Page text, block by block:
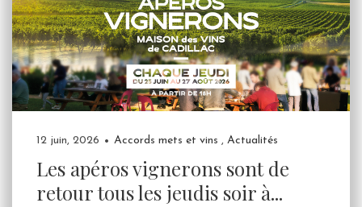
12 juin, 2026 Accords mets et vins , Actualités
Les apéros vignerons sont de
retour tous les jeudis soir à...